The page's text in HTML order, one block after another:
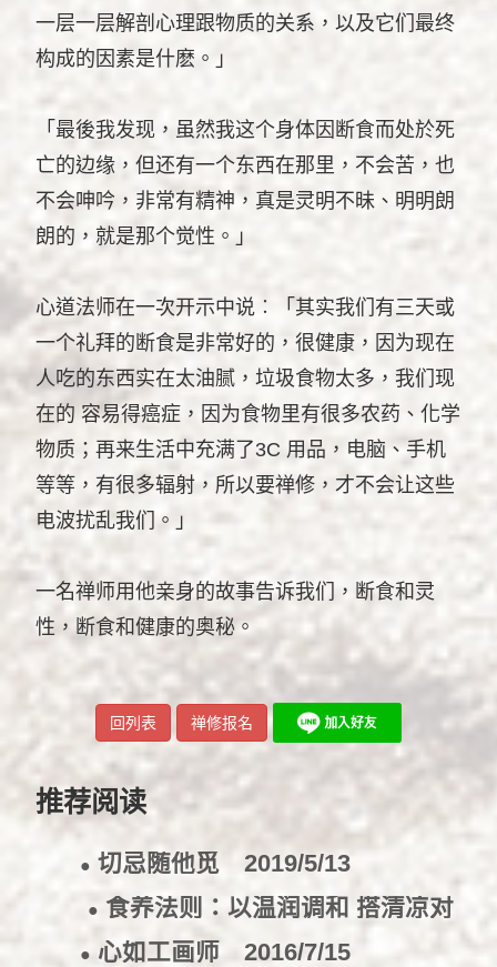
一层一层解剖心理跟物质的关系，以及它们最终
构成的因素是什麽。」
「最後我发现，虽然我这个身体因断食而处於死
亡的边缘，但还有一个东西在那里，不会苦，也
不会呻吟，非常有精神，真是灵明不昧、明明朗
朗的，就是那个觉性。」
心道法师在一次开示中说︰「其实我们有三天或
一个礼拜的断食是非常好的，很健康，因为现在
人吃的东西实在太油腻，垃圾食物太多，我们现
在的 容易得癌症，因为食物里有很多农药、化学
物质；再来生活中充满了3C 用品，电脑、手机
等等，有很多辐射，所以要禅修，才不会让这些
电波扰乱我们。」
一名禅师用他亲身的故事告诉我们，断食和灵
性，断食和健康的奥秘。
回列表 禅修报名
推荐阅读
● 切忌随他觅 2019/5/13
● 食养法则：以温润调和 搭清凉对
消
● 心如工画师 2016/7/15